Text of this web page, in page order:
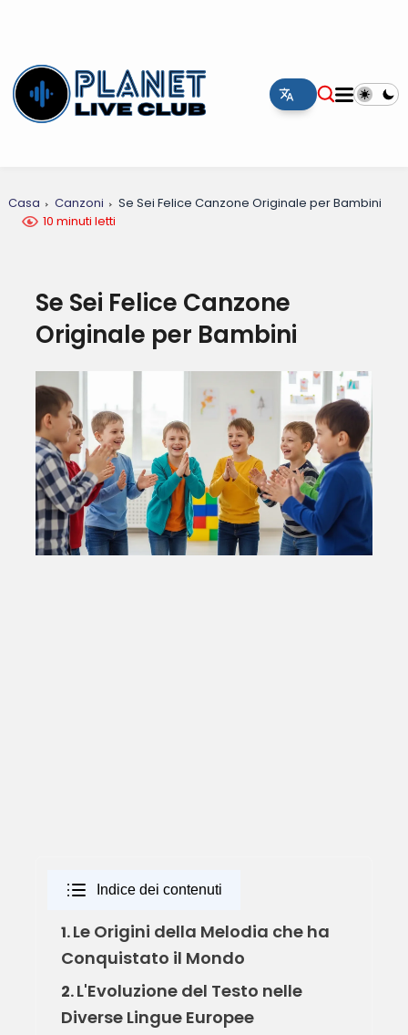
Casa Canzoni
Se Sei Felice Canzone Originale per Bambini
10 minuti letti
Se Sei Felice Canzone
Originale per Bambini
Indice dei contenuti
1.Le Origini della Melodia che ha
Conquistato il Mondo
2.L'Evoluzione del Testo nelle
Diverse Lingue Europee